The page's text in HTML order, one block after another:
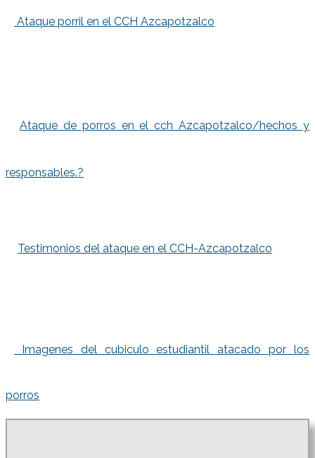
Ataque porril en el CCH Azcapotzalco
Ataque de porros en el cch Azcapotzalco/hechos y
responsables.?
Testimonios del ataque en el CCH-Azcapotzalco
Imagenes del cubiculo estudiantil atacado por los
porros